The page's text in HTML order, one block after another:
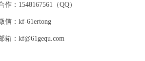
作：1548167561（QQ）
信：kf-61ertong
箱：kf@61gequ.com